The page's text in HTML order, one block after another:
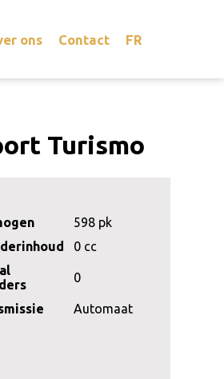
ons Contact FR
Turismo
598 pk
0 cc
0
Automaat